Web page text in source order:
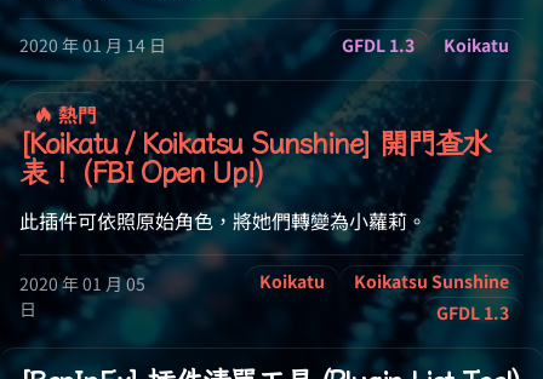
2020 年 01 月 14 日 GFDL 1.3 Koikatu
熱門
[Koikatu / Koikatsu Sunshine] 開門查水
表！ (FBI Open Up!)
此插件可依照原始角色，將她們轉變為小蘿莉。
2020 年 01 月 05
日
Koikatu
Koikatsu Sunshine
GFDL 1.3